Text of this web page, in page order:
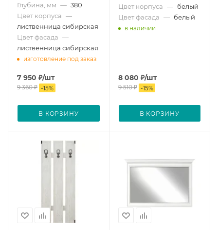
Глубина, мм — 380
Цвет корпуса —
лиственница сибирская
Цвет фасада —
лиственница сибирская
изготовление под заказ
7 950 ₽/шт
9 360₽ -15%
В КОРЗИНУ
Цвет корпуса — белый
Цвет фасада — белый
в наличии
8 080 ₽/шт
9 510₽ -15%
В КОРЗИНУ